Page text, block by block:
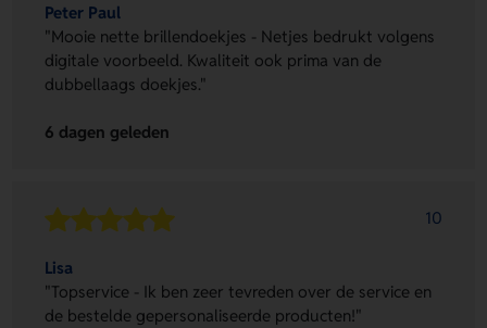
Peter Paul
"Mooie nette brillendoekjes - Netjes bedrukt volgens
digitale voorbeeld. Kwaliteit ook prima van de
dubbellaags doekjes."
6 dagen geleden
10
Lisa
"Topservice - Ik ben zeer tevreden over de service en
de bestelde gepersonaliseerde producten!"